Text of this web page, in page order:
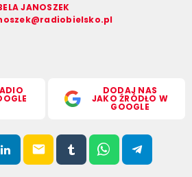
JANOSZEK
DODAJ NAS
JAKO ŹRÓDŁO W
GOOGLE
email